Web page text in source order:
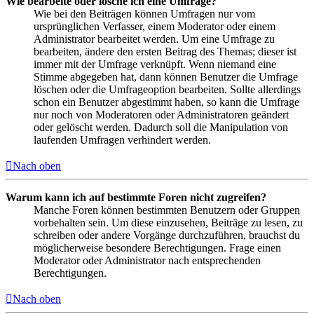
Wie bei den Beiträgen können Umfragen nur vom
ursprünglichen Verfasser, einem Moderator oder einem
Administrator bearbeitet werden. Um eine Umfrage zu
bearbeiten, ändere den ersten Beitrag des Themas; dieser ist
immer mit der Umfrage verknüpft. Wenn niemand eine
Stimme abgegeben hat, dann können Benutzer die Umfrage
löschen oder die Umfrageoption bearbeiten. Sollte allerdings
schon ein Benutzer abgestimmt haben, so kann die Umfrage
nur noch von Moderatoren oder Administratoren geändert
oder gelöscht werden. Dadurch soll die Manipulation von
laufenden Umfragen verhindert werden.
Nach oben
Warum kann ich auf bestimmte Foren nicht zugreifen?
Manche Foren können bestimmten Benutzern oder Gruppen
vorbehalten sein. Um diese einzusehen, Beiträge zu lesen, zu
schreiben oder andere Vorgänge durchzuführen, brauchst du
möglicherweise besondere Berechtigungen. Frage einen
Moderator oder Administrator nach entsprechenden
Berechtigungen.
Nach oben